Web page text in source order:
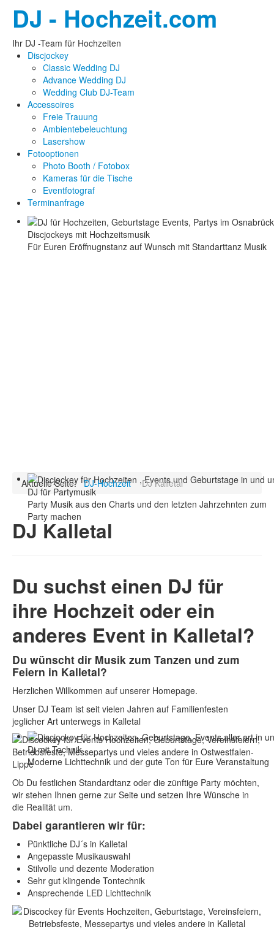
DJ - Hochzeit.com
Ihr DJ -Team für Hochzeiten
Discjockey
Classic Wedding DJ
Advance Wedding DJ
Wedding Club DJ-Team
Accessoires
Freie Trauung
Ambientebeleuchtung
Lasershow
Fotooptionen
Photo Booth / Fotobox
Kameras für die Tische
Eventfotograf
Terminanfrage
Discjockeys mit Hochzeitsmusik
Für Euren Eröffnugnstanz auf Wunsch mit Standarttanz Musik
DJ für Partymusik
Party Musik aus den Charts und den letzten Jahrzehnten zum
Party machen
Dj mit Technik
Moderne Lichttechnik und der gute Ton für Eure Veranstaltung
Aktuelle Seite: DJ-Hochzeit DJ Kalletal
DJ Kalletal
Du suchst einen DJ für
ihre Hochzeit oder ein
anderes Event in Kalletal?
Du wünscht dir Musik zum Tanzen und zum
Feiern in Kalletal?
Herzlichen Willkommen auf unserer Homepage.
Unser DJ Team ist seit vielen Jahren auf Familienfesten
jeglicher Art unterwegs in Kalletal
Ob Du festlichen Standardtanz oder die zünftige Party möchten,
wir stehen Ihnen gerne zur Seite und setzen Ihre Wünsche in
die Realität um.
Dabei garantieren wir für:
Pünktliche DJ´s in Kalletal
Angepasste Musikauswahl
Stilvolle und dezente Moderation
Sehr gut klingende Tontechnik
Ansprechende LED Lichttechnik